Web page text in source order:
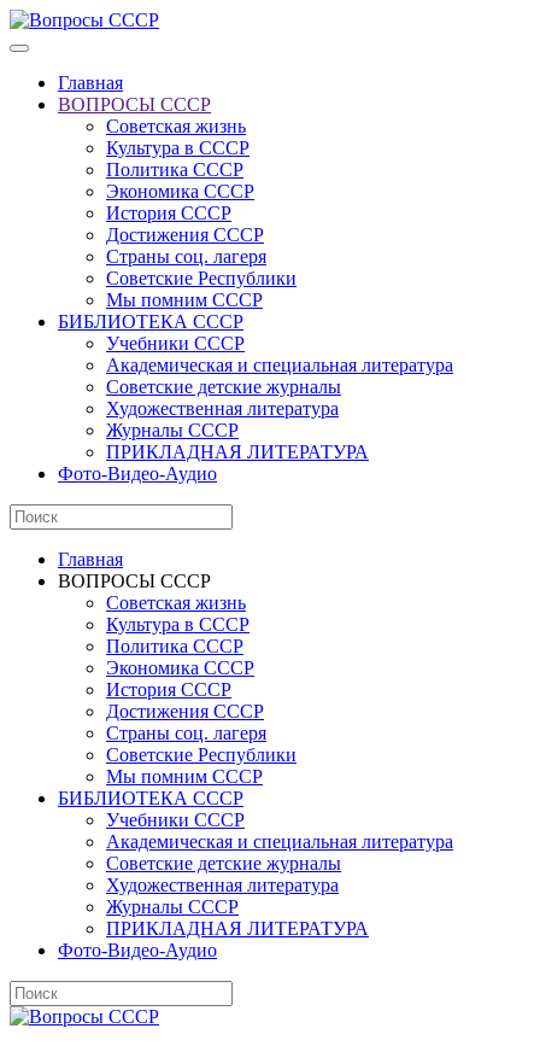
Главная
ВОПРОСЫ СССР
Советская жизнь
Культура в СССР
Политика СССР
Экономика СССР
История СССР
Достижения СССР
Страны соц. лагеря
Советские Республики
Мы помним СССР
БИБЛИОТЕКА СССР
Учебники СССР
Академическая и специальная литература
Советские детские журналы
Художественная литература
Журналы СССР
ПРИКЛАДНАЯ ЛИТЕРАТУРА
Фото-Видео-Аудио
Главная
ВОПРОСЫ СССР
Советская жизнь
Культура в СССР
Политика СССР
Экономика СССР
История СССР
Достижения СССР
Страны соц. лагеря
Советские Республики
Мы помним СССР
БИБЛИОТЕКА СССР
Учебники СССР
Академическая и специальная литература
Советские детские журналы
Художественная литература
Журналы СССР
ПРИКЛАДНАЯ ЛИТЕРАТУРА
Фото-Видео-Аудио